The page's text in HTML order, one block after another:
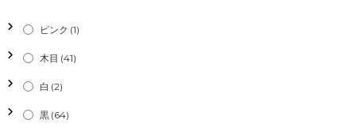
ピンク (1)
木目 (41)
白 (2)
黒 (64)